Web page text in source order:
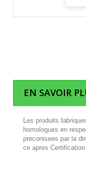
EN SAVOIR
Les produits
homologues en
preconisees par la
ce apres